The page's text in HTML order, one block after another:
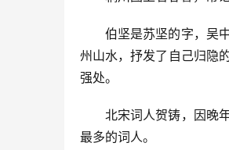
伯坚是苏坚的字，吴
州山水，抒发了自己归隐
强处。
北宋词人贺铸，因晚
最多的词人。